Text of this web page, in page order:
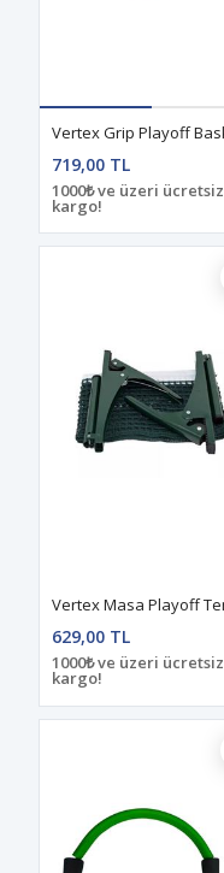
719,00 TL
1000₺ ve üzeri ücretsiz
kargo!
629,00 TL
1000₺ ve üzeri ücretsiz
kargo!